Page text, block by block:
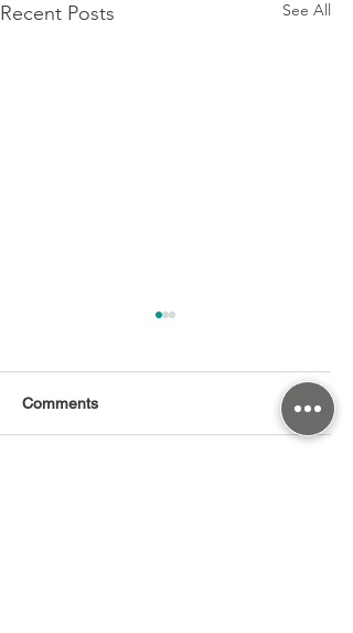
Recent Posts See All
Comments